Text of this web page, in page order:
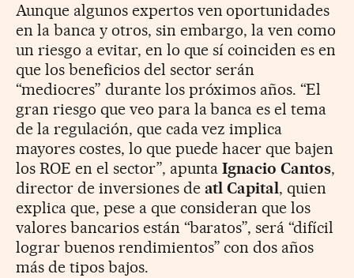
Aunque algunos expertos ven oportunidades
en la banca y otros, sin embargo, la ven como
un riesgo a evitar, en lo que sí coinciden es en
que los beneficios del sector serán
“mediocres” durante los próximos años. “El
gran riesgo que veo para la banca es el tema
de la regulación, que cada vez implica
mayores costes, lo que puede hacer que bajen
los ROE en el sector”, apuntaIgnacio Cantos,
director de inversiones de atl Capital, quien
explica que, pese a que consideran que los
valores bancarios están “baratos”, será “difícil
lograr buenos rendimientos” con dos años
más de tipos bajos.